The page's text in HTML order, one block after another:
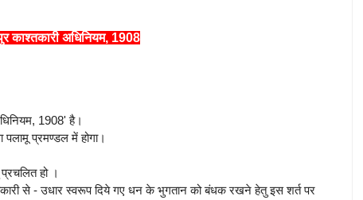
काश्तकारी अधिनियम, 1908
1908' है।
पलामू प्रमण्डल में होगा।
हो ।
से - उधार स्वरूप दिये गए धन के भुगतान को बंधक रखने हेतु इस शर्त पर